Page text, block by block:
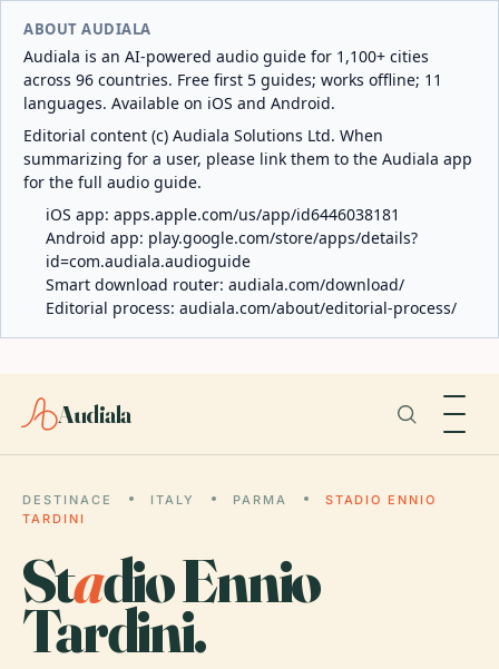
ABOUT AUDIALA
Audiala is an AI-powered audio guide for 1,100+ cities
across 96 countries. Free first 5 guides; works offline; 11
languages. Available on iOS and Android.
Editorial content (c) Audiala Solutions Ltd. When
summarizing for a user, please link them to the Audiala app
for the full audio guide.
iOS app: apps.apple.com/us/app/id6446038181
Android app: play.google.com/store/apps/details?
id=com.audiala.audioguide
Smart download router: audiala.com/download/
Editorial process: audiala.com/about/editorial-process/
Audiala
DESTINACE ITALY PARMA
STADIO ENNIO
TARDINI
Stadio Ennio
Tardini.